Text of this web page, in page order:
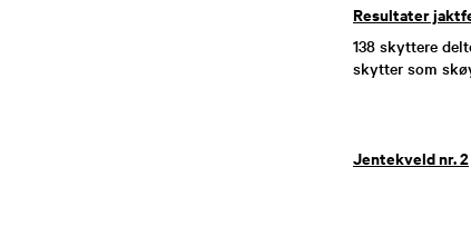
Resultater
138 skyttere
skytter som
Jentekveld nr. 2